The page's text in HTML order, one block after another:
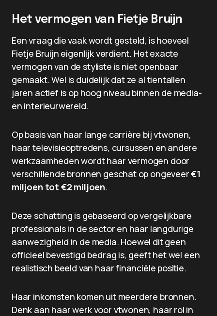
Het vermogen van Fietje Bruijn
Een vraag die vaak wordt gesteld, is hoeveel
Fietje Bruijn eigenlijk verdient. Het exacte
vermogen van de styliste is niet openbaar
gemaakt. Wel is duidelijk dat ze al tientallen
jaren actief is op hoog niveau binnen de media-
en interieurwereld.
Op basis van haar lange carrière bij vtwonen,
haar televisieoptredens, cursussen en andere
werkzaamheden wordt haar vermogen door
verschillende bronnen geschat op ongeveer€1
miljoen tot €2 miljoen.
Deze schatting is gebaseerd op vergelijkbare
professionals in de sector en haar langdurige
aanwezigheid in de media. Hoewel dit geen
officieel bevestigd bedrag is, geeft het wel een
realistisch beeld van haar financiële positie.
Haar inkomsten komen uit meerdere bronnen.
Denk aan haar werk voor vtwonen, haar rol in